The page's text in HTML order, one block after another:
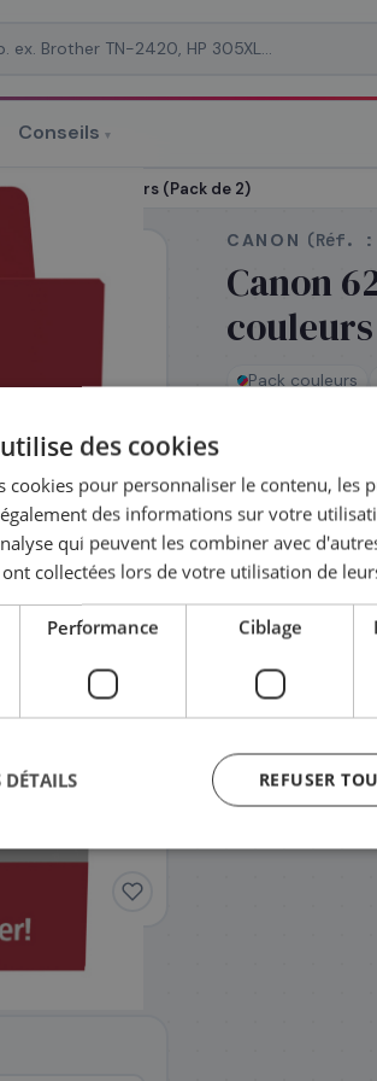
Conseils ▾
couleurs (Pack de 2)
CANON (Réf. :
Canon
Pack couleurs
Expédié le
commandez
Complétez
des cookies
cookies pour personnaliser le contenu, les
des informations sur votre
qui peuvent les combiner avec
collectées lors de votre utilisation de
Performance Ciblage
REFUSER
DÉTAILS